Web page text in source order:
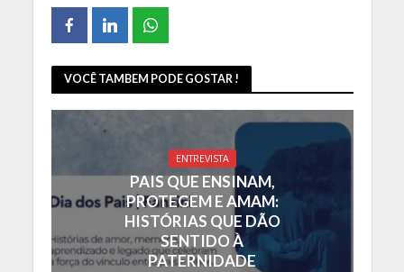
VOCÊ TAMBEM PODE GOSTAR !
ENTREVISTA
PAIS QUE ENSINAM,
PROTEGEM E AMAM:
HISTÓRIAS QUE DÃO
SENTIDO À
PATERNIDADE